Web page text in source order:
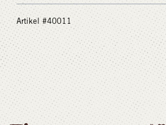
Artikel #40011